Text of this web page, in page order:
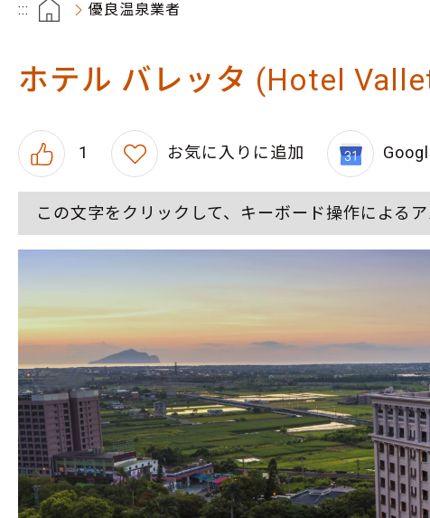
::: 優良温泉業者
ホテル バレッタ (Hotel
1 お気に入りに追加
この文字をクリックして、キーボード操作による